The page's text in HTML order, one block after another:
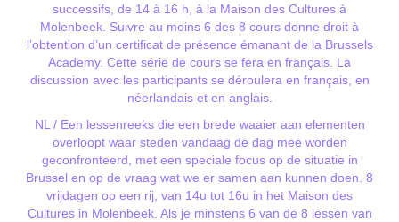
successifs, de 14 à 16 h, à la Maison des Cultures à
Molenbeek. Suivre au moins 6 des 8 cours donne droit à
l’obtention d’un certificat de présence émanant de la Brussels
Academy. Cette série de cours se fera en français. La
discussion avec les participants se déroulera en français, en
néerlandais et en anglais.
NL / Een lessenreeks die een brede waaier aan elementen
overloopt waar steden vandaag de dag mee worden
geconfronteerd, met een speciale focus op de situatie in
Brussel en op de vraag wat we er samen aan kunnen doen. 8
vrijdagen op een rij, van 14u tot 16u in het Maison des
Cultures in Molenbeek. Als je minstens 6 van de 8 lessen van